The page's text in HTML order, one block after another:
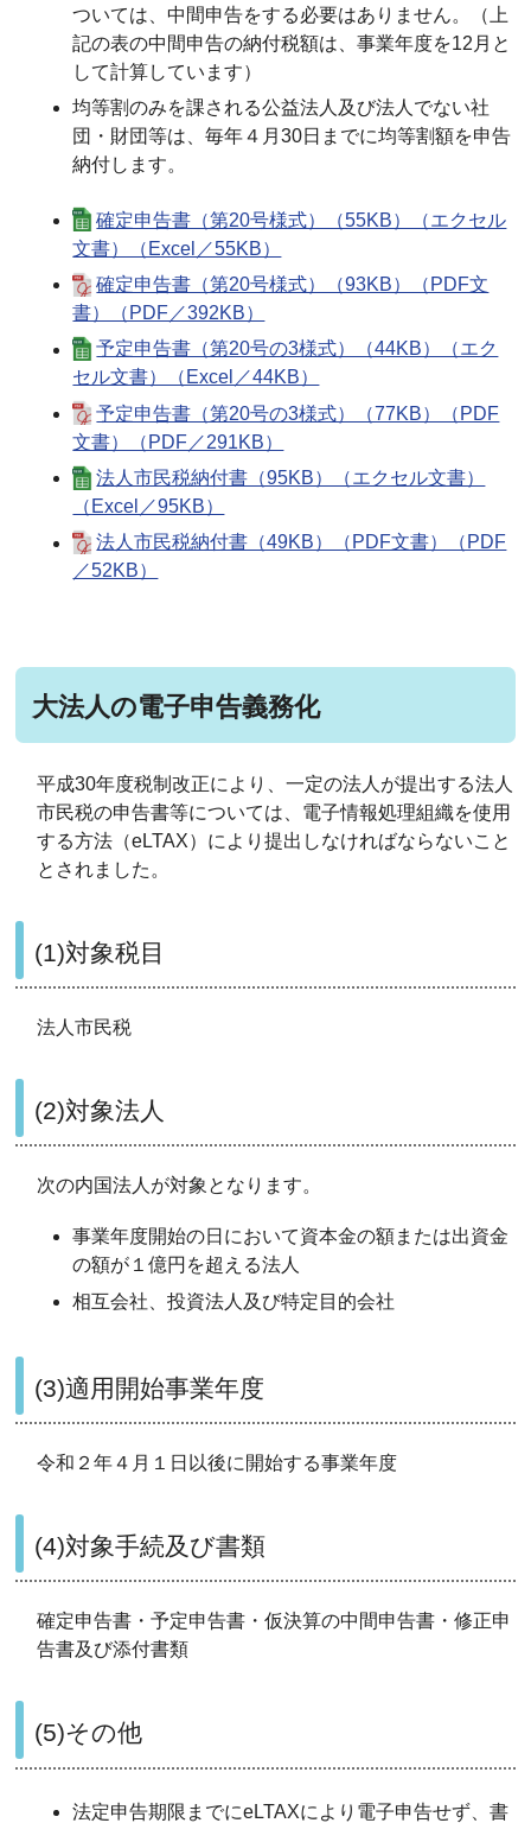
ついては、中間申告をする必要はありません。（上
記の表の中間申告の納付税額は、事業年度を12月と
して計算しています）
均等割のみを課される公益法人及び法人でない社
団・財団等は、毎年４月30日までに均等割額を申告
納付します。
確定申告書（第20号様式）（55KB）（エクセル
文書）（Excel／55KB）
確定申告書（第20号様式）（93KB）（PDF文
書）（PDF／392KB）
予定申告書（第20号の3様式）（44KB）（エク
セル文書）（Excel／44KB）
予定申告書（第20号の3様式）（77KB）（PDF
文書）（PDF／291KB）
法人市民税納付書（95KB）（エクセル文書）
（Excel／95KB）
法人市民税納付書（49KB）（PDF文書）（PDF
／52KB）
大法人の電子申告義務化
平成30年度税制改正により、一定の法人が提出する法人
市民税の申告書等については、電子情報処理組織を使用
する方法（eLTAX）により提出しなければならないこと
とされました。
(1)対象税目
法人市民税
(2)対象法人
次の内国法人が対象となります。
事業年度開始の日において資本金の額または出資金
の額が１億円を超える法人
相互会社、投資法人及び特定目的会社
(3)適用開始事業年度
令和２年４月１日以後に開始する事業年度
(4)対象手続及び書類
確定申告書・予定申告書・仮決算の中間申告書・修正申
告書及び添付書類
(5)その他
法定申告期限までにeLTAXにより電子申告せず、書